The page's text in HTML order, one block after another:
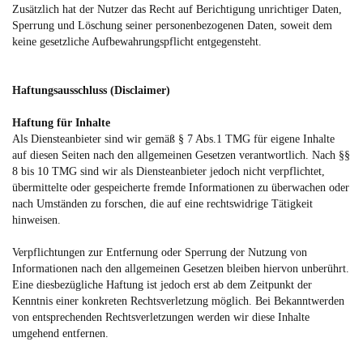
Zusätzlich hat der Nutzer das Recht auf Berichtigung unrichtiger Daten,
Sperrung und Löschung seiner personenbezogenen Daten, soweit dem
keine gesetzliche Aufbewahrungspflicht entgegensteht.
Haftungsausschluss (Disclaimer)
Haftung für Inhalte
Als Diensteanbieter sind wir gemäß § 7 Abs.1 TMG für eigene Inhalte
auf diesen Seiten nach den allgemeinen Gesetzen verantwortlich. Nach §§
8 bis 10 TMG sind wir als Diensteanbieter jedoch nicht verpflichtet,
übermittelte oder gespeicherte fremde Informationen zu überwachen oder
nach Umständen zu forschen, die auf eine rechtswidrige Tätigkeit
hinweisen.
Verpflichtungen zur Entfernung oder Sperrung der Nutzung von
Informationen nach den allgemeinen Gesetzen bleiben hiervon unberührt.
Eine diesbezügliche Haftung ist jedoch erst ab dem Zeitpunkt der
Kenntnis einer konkreten Rechtsverletzung möglich. Bei Bekanntwerden
von entsprechenden Rechtsverletzungen werden wir diese Inhalte
umgehend entfernen.